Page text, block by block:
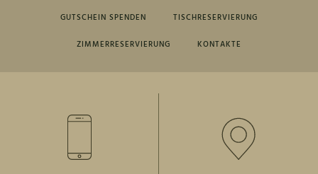
GUTSCHEIN SPENDEN TISCHRESERVIERUNG
ZIMMERRESERVIERUNG KONTAKTE